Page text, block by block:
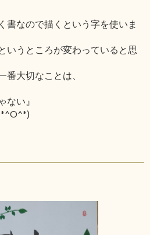
書なので描くという字を使いま
いうところが変わっていると思
番大切なことは、
ない』